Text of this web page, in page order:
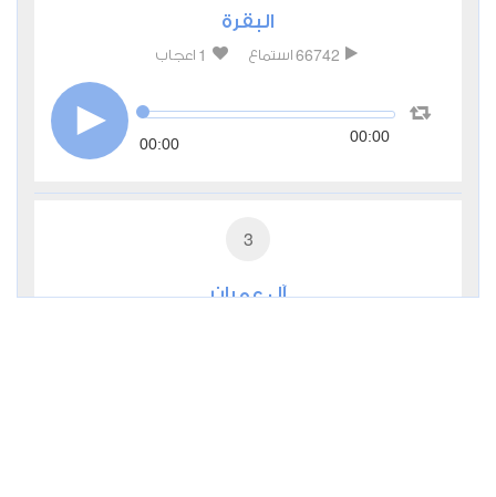
البقرة
66742 استماع 1 اعجاب
00:00 00:00
3
آل عمران